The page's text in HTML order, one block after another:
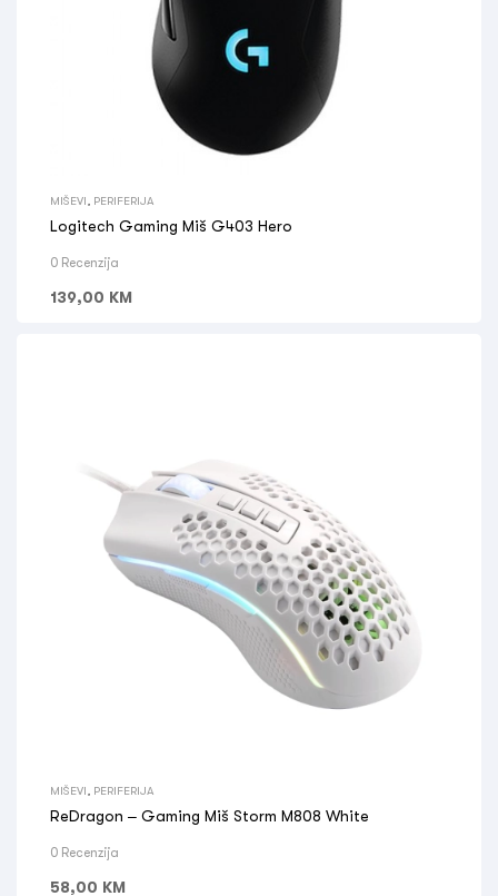
MIŠEVI PERIFERIJA
Logitech Gaming Miš G403 Hero
0 Recenzija
139,00 KM
MIŠEVI PERIFERIJA
ReDragon – Gaming Miš Storm M808 White
0 Recenzija
58,00 KM